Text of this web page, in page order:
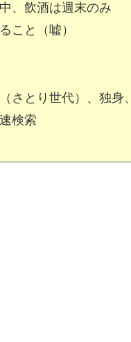
、飲酒は週末のみ
こと（嘘）
さとり世代）、独身
検索